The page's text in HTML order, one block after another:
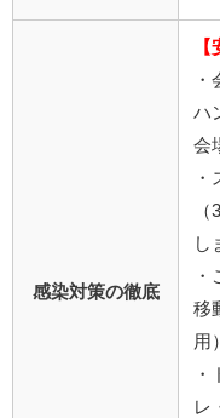
感染対策の徹底
ハ
会
し
移
用
レ